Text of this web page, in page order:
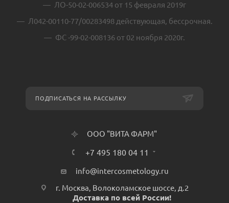
ЛО-50-02-006534 от 15 февраля 2019г
Л042-00110-77/00283498 действующая, бессрочная.
ФС -99-02-008136 от 02 ноября 2020г.
ПОДПИСАТЬСЯ НА РАССЫЛКУ
ООО "ВИТА ФАРМ"
+7 495 180 04 11
info@intercosmetology.ru
г. Москва, Волоколамское шоссе, д.2
Доставка по всей России!